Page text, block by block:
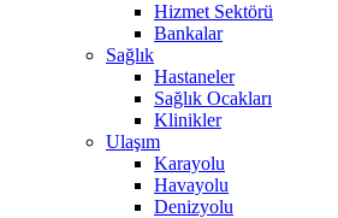
Hizmet Sektörü
Bankalar
Sağlık
Hastaneler
Sağlık Ocakları
Klinikler
Ulaşım
Karayolu
Havayolu
Denizyolu